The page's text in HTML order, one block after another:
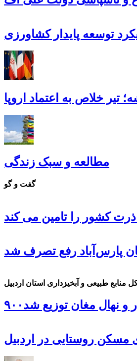
توسعه پایدار کشاورزی
تیر خلاص به اعتماد اروپا
مطالعه و سبک زندگی
گفت و گو
پارس‌آباد رفع تصرف شد
و نهال مغان توزیع شد